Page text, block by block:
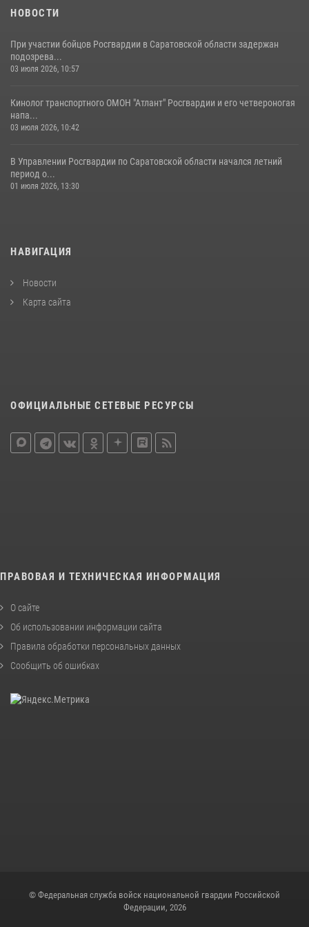
05 августа 2026, 12:55
НОВОСТИ
При участии бойцов Росгвардии в Саратовской области задержан
подозрева...
03 июля 2026, 10:57
Кинолог транспортного ОМОН "Атлант" Росгвардии и его четвероногая
напа...
03 июля 2026, 10:42
В Управлении Росгвардии по Саратовской области начался летний
период о...
01 июля 2026, 13:30
НАВИГАЦИЯ
Новости
Карта сайта
ОФИЦИАЛЬНЫЕ СЕТЕВЫЕ РЕСУРСЫ
ПРАВОВАЯ И ТЕХНИЧЕСКАЯ ИНФОРМАЦИЯ
О сайте
Об использовании информации сайта
Правила обработки персональных данных
Сообщить об ошибках
© Федеральная служба войск национальной гвардии Российской
Федерации, 2026